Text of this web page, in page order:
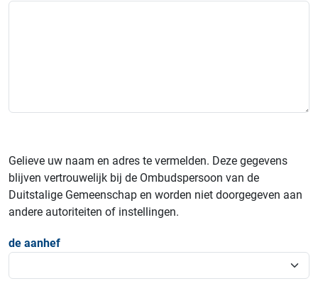
Gelieve uw naam en adres te vermelden. Deze gegevens
blijven vertrouwelijk bij de Ombudspersoon van de
Duitstalige Gemeenschap en worden niet doorgegeven aan
andere autoriteiten of instellingen.
de aanhef